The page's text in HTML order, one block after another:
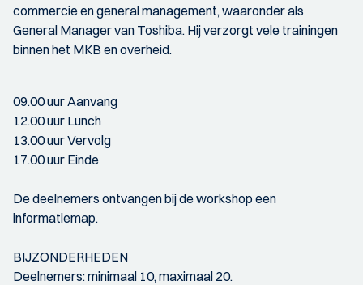
commercie en general management, waaronder als
General Manager van Toshiba. Hij verzorgt vele trainingen
binnen het MKB en overheid.
09.00 uur Aanvang
12.00 uur Lunch
13.00 uur Vervolg
17.00 uur Einde
De deelnemers ontvangen bij de workshop een
informatiemap.
BIJZONDERHEDEN
Deelnemers: minimaal 10, maximaal 20.